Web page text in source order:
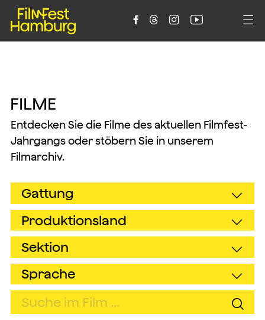
    
FILME
Entdecken Sie die Filme des aktuellen Filmfest-
Jahrgangs oder stöbern Sie in unserem
Filmarchiv.